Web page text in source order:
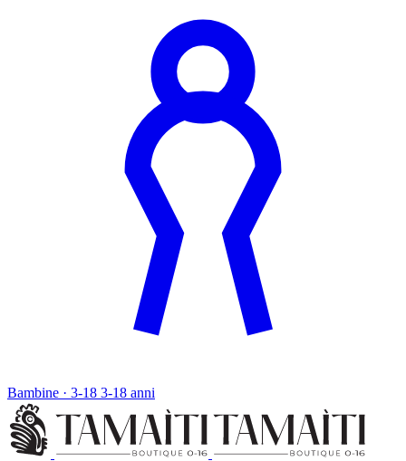
Bambine · 3-18 3-18 anni